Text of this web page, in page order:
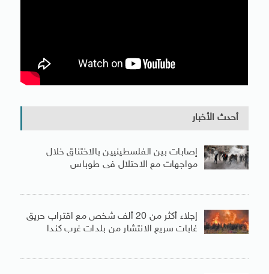
أحدث الأخبار
إصابات بين الفلسطينيين بالاختناق خلال
مواجهات مع الاحتلال فى طوباس
إجلاء أكثر من 20 ألف شخص مع اقتراب حريق
غابات سريع الانتشار من بلدات غرب كندا